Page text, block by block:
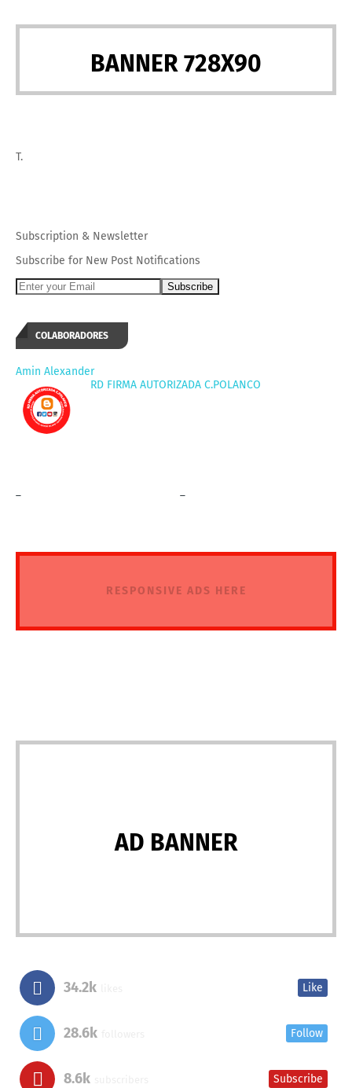
BANNER 728X90
T.
Subscription & Newsletter
Subscribe for New Post Notifications
COLABORADORES
Amin Alexander
RD FIRMA AUTORIZADA C.POLANCO
RESPONSIVE ADS HERE
AD BANNER
34.2k Like
28.6k Follow
8.6k Subscribe